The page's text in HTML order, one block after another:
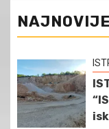
NAJNOVIJE